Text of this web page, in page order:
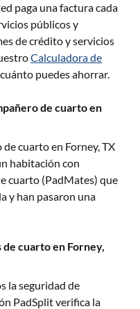
paga una factura cada
públicos y
de crédito y servicios
Calculadora de
puedes ahorrar.
de cuarto en
de cuarto en Forney, TX
habitación con
cuarto (PadMates) que
y han pasaron una
cuarto en Forney,
la seguridad de
PadSplit verifica la